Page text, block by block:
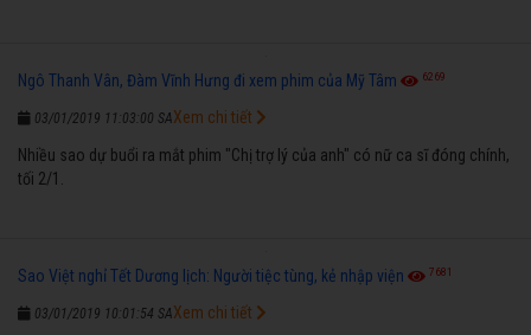
Ngô Thanh Vân, Đàm Vĩnh Hưng đi xem phim của Mỹ Tâm 6269
03/01/2019 11:03:00 SA
Nhiều sao dự buổi ra mắt phim "Chị trợ lý của anh" có nữ ca sĩ đóng chính,
tối 2/1.
Xem chi tiết
Sao Việt nghỉ Tết Dương lịch: Người tiệc tùng, kẻ nhập viện 7681
03/01/2019 10:01:54 SAXem chi tiết